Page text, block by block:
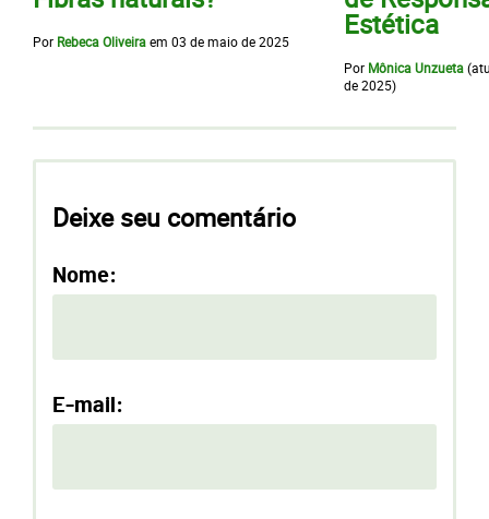
Por Rebeca Oliveiraem 03 de maio de 2025 Estética
Por Mônica Unzueta
de 2025)
Deixe seu comentário
Nome:
E-mail: